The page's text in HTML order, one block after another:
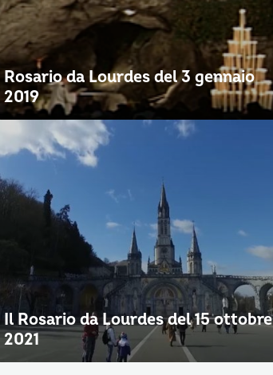
Rosario da Lourdes del 3 gennaio
2019
Il Rosario da Lourdes del 15 ottobre
2021